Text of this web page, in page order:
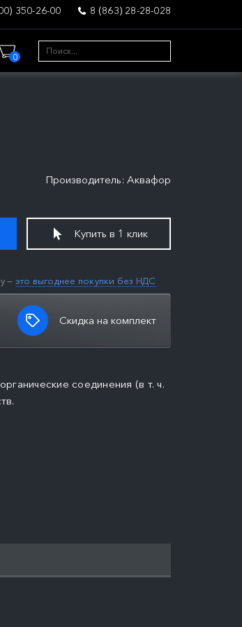
350-26-00 8 (863) 28-28-028
0
Производитель: Аквафор
— это выгоднее покупки без НДС
Купить в 1 клик
Скидка на комплект
соединения (в т. ч.